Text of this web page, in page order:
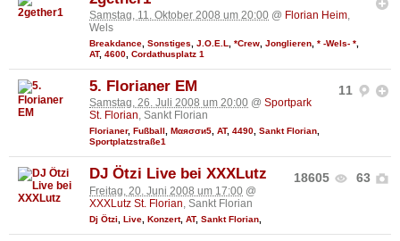
Samstag, 11. Oktober 2008 um 20:00 @ Florian Heim,
Wels
Breakdance Sonstiges J.O.E.L *Crew Jonglieren * -Wels- *
AT, 4600 Cordathusplatz 1
11
5. Florianer EM
Samstag, 26. Juli 2008 um 20:00 @ Sportpark
St. Florian, Sankt Florian
Florianer, Fußball, Мαяσσи5, AT, 4490, Sankt Florian,
Sportplatzstraße1
18605 63
DJ Ötzi Live bei XXXLutz
Freitag, 20. Juni 2008 um 17:00 @
XXXLutz St. Florian , Sankt Florian
Dj Ötzi Live Konzert, AT, Sankt Florian